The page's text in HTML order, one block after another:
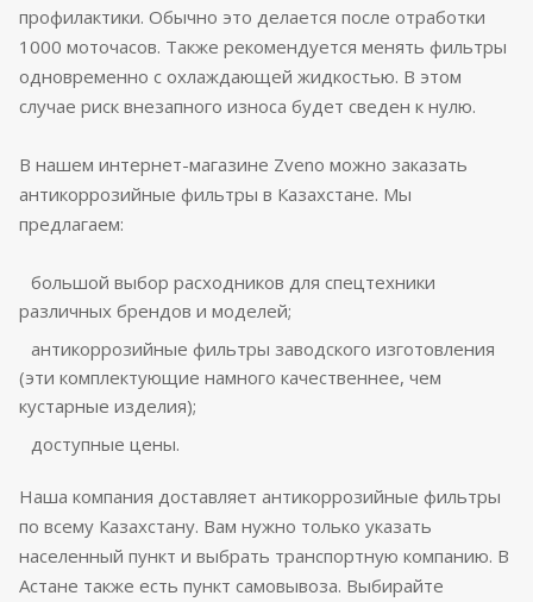
профилактики. Обычно это делается после отработки
1000 моточасов. Также рекомендуется менять фильтры
одновременно с охлаждающей жидкостью. В этом
случае риск внезапного износа будет сведен к нулю.
В нашем интернет-магазине Zveno можно заказать
антикоррозийные фильтры в Казахстане. Мы
предлагаем:
большой выбор расходников для спецтехники
различных брендов и моделей;
антикоррозийные фильтры заводского изготовления
(эти комплектующие намного качественнее, чем
кустарные изделия);
доступные цены.
Наша компания доставляет антикоррозийные фильтры
по всему Казахстану. Вам нужно только указать
населенный пункт и выбрать транспортную компанию. В
Астане также есть пункт самовывоза. Выбирайте